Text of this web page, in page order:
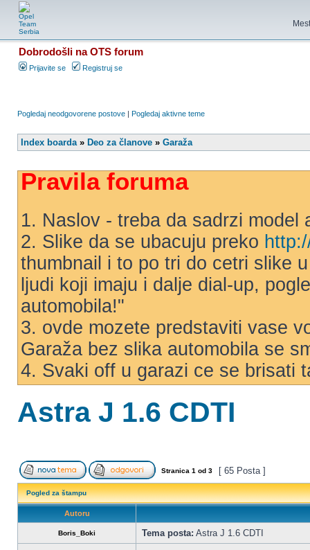
Dobrodošli na OTS forum
Prijavite se Registruj se
Pogledaj neodgovorene postove | Pogledaj aktivne teme
Index boarda» Deo za članove » Garaža
Pravila foruma
1. Naslov - treba da sadrzi model
2. Slike da se ubacuju preko
thumbnail i to po tri do cetri slike
ljudi koji imaju i dalje dial-up,
automobila!"
3. ovde mozete predstaviti vase
Garaža bez slika automobila se
4. Svaki off u garazi ce se brisati
Astra J 1.6 CDTI
Stranica 1 od 3 [ 65 Posta ]
Pogled za štampu
Autoru
Boris_Boki Tema posta: Astra J 1.6 CDTI